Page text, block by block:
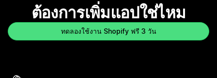
ต้องการเพิ่มแอปใช่ไหม
ทดลองใช้งาน Shopify ฟรี 3 วัน